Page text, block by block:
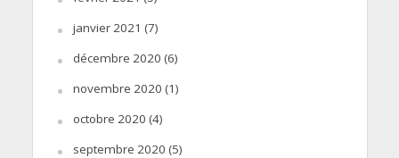
janvier 2021 (7)
décembre 2020 (6)
novembre 2020 (1)
octobre 2020 (4)
septembre 2020 (5)